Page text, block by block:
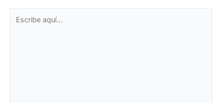
aquí...